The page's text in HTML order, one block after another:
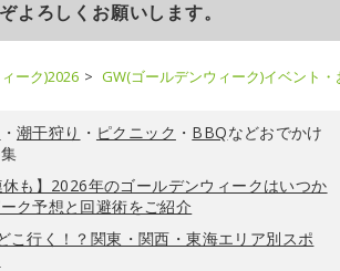
よろしくお願いします。
ーク)2026 GW(ゴールデンウィーク)イベント
・ 潮干狩り ・ ピクニック ・ BBQなどおでかけ
休も】2026年のゴールデンウィークはいつか
ク予想と回避術をご紹介
こ行く！？関東・関西・東海エリア別スポ